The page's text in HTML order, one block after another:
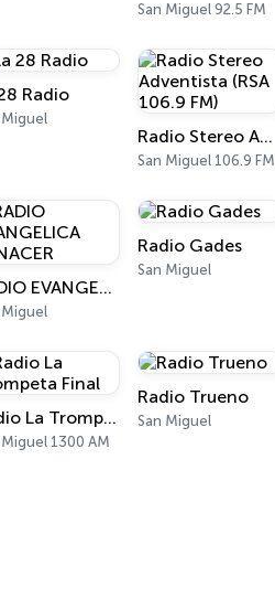
San Miguel 92.5 FM
Radio
Miguel
Radio Stereo Adventista (RSA 106.9 FM)
San Miguel 106.9 FM
RADIO EVANGELICA RENACER
Miguel
Radio Gades
San Miguel
Radio La Trompeta Final
Miguel 1300 AM
Radio Trueno
San Miguel